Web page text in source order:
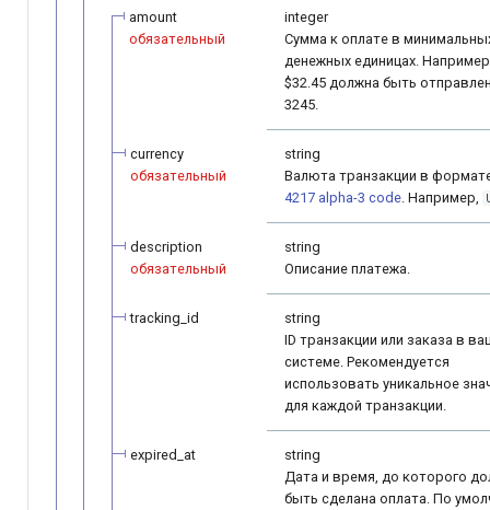
amount
обязательный
integer
Сумма к оплате в
денежных единицах.
$32.45 должна быть
3245.
currency
обязательный
string
Валюта транзакции в
4217 alpha-3 code . Например,
description
обязательный
string
Описание платежа.
tracking_id
string
ID транзакции или заказа в
системе. Рекомендуется
использовать уникальное
для каждой транзакции.
expired_at
string
Дата и время, до которого
быть сделана оплата. По